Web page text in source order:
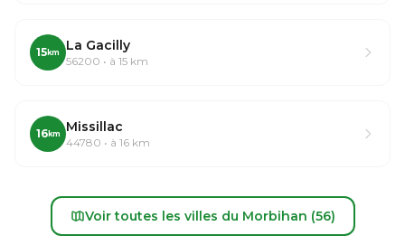
15 km La Gacilly
56200 • à 15 km
16km Missillac
44780 • à 16 km
Voir toutes les villes du Morbihan (56)